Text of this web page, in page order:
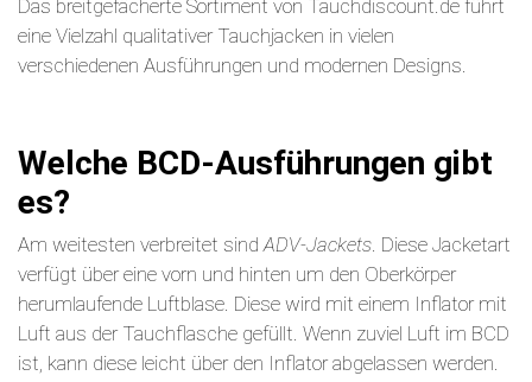
Das breitgefächerte Sortiment von Tauchdiscount.de führt
eine Vielzahl qualitativer Tauchjacken in vielen
verschiedenen Ausführungen und modernen Designs.
Welche BCD-Ausführungen gibt
es?
Am weitesten verbreitet sindADV-Jackets. Diese Jacketart
verfügt über eine vorn und hinten um den Oberkörper
herumlaufende Luftblase. Diese wird mit einem Inflator mit
Luft aus der Tauchflasche gefüllt. Wenn zuviel Luft im BCD
ist, kann diese leicht über den Inflator abgelassen werden.